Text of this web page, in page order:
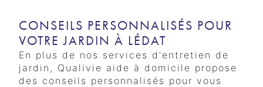
CONSEILS PERSONNALISÉS POUR
VOTRE JARDIN À LÉDAT
En plus de nos services d'entretien de
jardin, Qualivie aide à domicile propose
des conseils personnalisés pour vous